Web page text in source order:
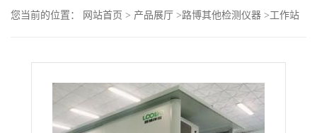
公
您当前的位置： 网站首页 > 产品展厅 >路博其他检测仪器 >工作站